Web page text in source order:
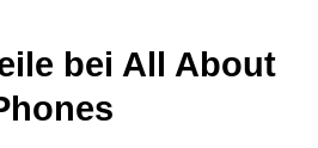
bei All About